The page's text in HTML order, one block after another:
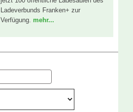
Ladeverbunds Franken+ zur
Verfügung. mehr...